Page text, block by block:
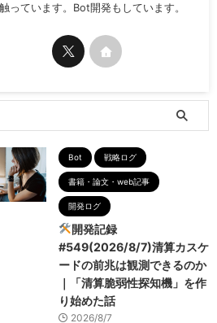
っています。Bot開発もしています。
Bot 戦略ログ
書籍・論文・web記事
開発ログ
開発記録
#549(2026/8/7)清算カスケ
ードの前兆は観測できるのか
｜「清算脆弱性探知機」を作
り始めた話
2026/8/7